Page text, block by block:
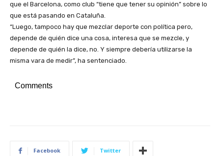
que el Barcelona, como club “tiene que tener su opinión” sobre lo
que está pasando en Cataluña.
“Luego, tampoco hay que mezclar deporte con política pero,
depende de quién dice una cosa, interesa que se mezcle, y
depende de quién la dice, no. Y siempre debería utilizarse la
misma vara de medir”, ha sentenciado.
Comments
Facebook Twitter